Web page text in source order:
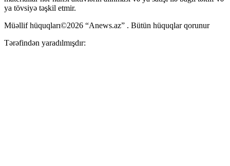
ya tövsiyə təşkil etmir.
Müəllif hüquqları©2026 “Anews.az” . Bütün hüquqlar qorunur
Tərəfindən yaradılmışdır: